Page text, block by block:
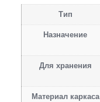
Тип
Назначение
Для хранения
Материал каркаса